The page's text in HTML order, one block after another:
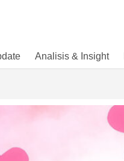
Analisis & Insight